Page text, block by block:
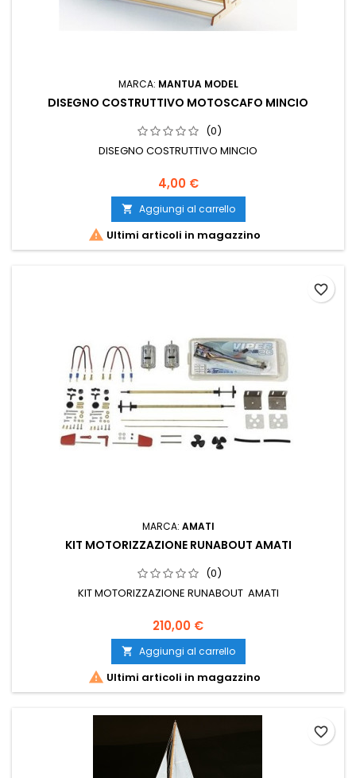
MARCA: MANTUA MODEL
DISEGNO COSTRUTTIVO MOTOSCAFO MINCIO
(0)
DISEGNO COSTRUTTIVO MINCIO
4,00 €
 Aggiungi al carrello
 Ultimi articoli in magazzino
MARCA: AMATI
KIT MOTORIZZAZIONE RUNABOUT AMATI
(0)
KIT MOTORIZZAZIONE RUNABOUT AMATI
210,00 €
 Aggiungi al carrello
 Ultimi articoli in magazzino
favorite_border
favorite_border